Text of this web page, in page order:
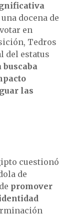
docena de
en
Tedros
del estatus
buscaba
las
cuestionó
de
promover